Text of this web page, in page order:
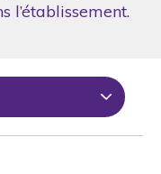
l’établissement.